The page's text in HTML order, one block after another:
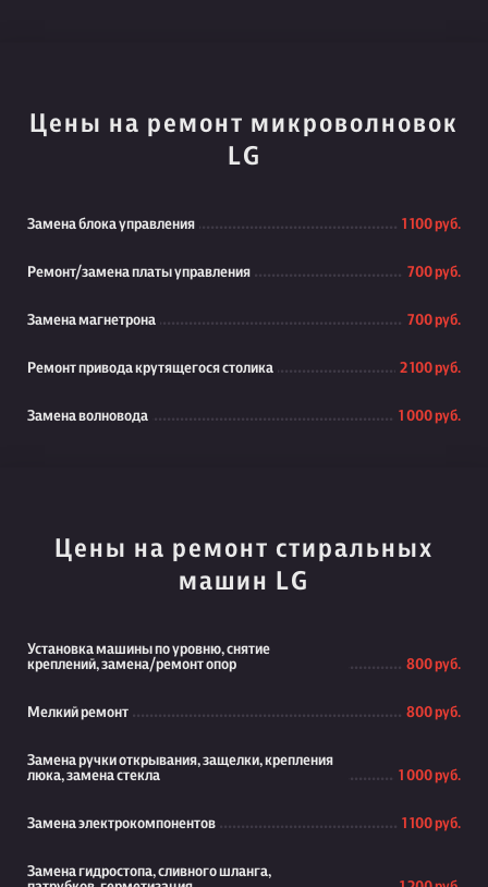
Цены на ремонт микроволновок
LG
Замена блока управления 1 100 руб.
Ремонт/замена платы управления 700 руб.
Замена магнетрона 700 руб.
Ремонт привода крутящегося столика 2 100 руб.
Замена волновода 1 000 руб.
Цены на ремонт стиральных
машин LG
Установка машины по уровню, снятие
креплений, замена/ремонт опор
800 руб.
Мелкий ремонт 800 руб.
Замена ручки открывания, защелки, крепления
люка, замена стекла
1 000 руб.
Замена электрокомпонентов 1 100 руб.
Замена гидростопа, сливного шланга,